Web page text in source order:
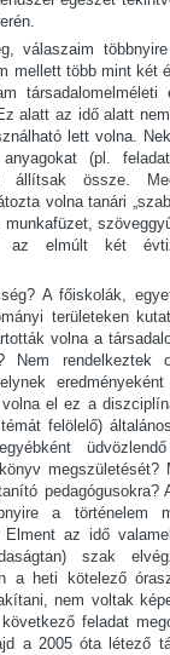
válaszaim
mellett több mint két
társadalomelméleti
alatt az idő alatt
lett volna.
(pl.
állítsak össze.
volna tanári
az elmúlt két
A főiskolák,
területeken
volna a
Nem rendelkeztek
el ez a
felölelő)
üdvözlendő
megszületését?
a történelem
az idő
szak
a heti kötelező
nem voltak
feladat
a 2005 óta létező